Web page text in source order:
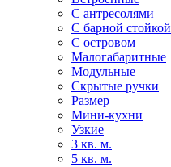
С антресолями
С барной стойкой
С островом
Малогабаритные
Модульные
Скрытые ручки
Размер
Мини-кухни
Узкие
3 кв. м.
5 кв. м.